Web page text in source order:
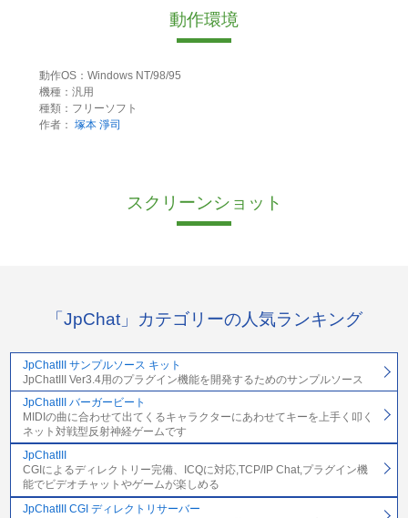
動作環境
動作OS：Windows NT/98/95
機種：汎用
種類：フリーソフト
作者： 塚本 淨司
スクリーンショット
「JpChat」カテゴリーの人気ランキング
JpChatIII サンプルソース キット
JpChatIII Ver3.4用のプラグイン機能を開発するためのサンプルソース
JpChatIII バーガービート
MIDIの曲に合わせて出てくるキャラクターにあわせてキーを上手く叩く
ネット対戦型反射神経ゲームです
JpChatIII
CGIによるディレクトリー完備、ICQに対応,TCP/IP Chat,プラグイン機
能でビデオチャットやゲームが楽しめる
JpChatIII CGI ディレクトリサーバー